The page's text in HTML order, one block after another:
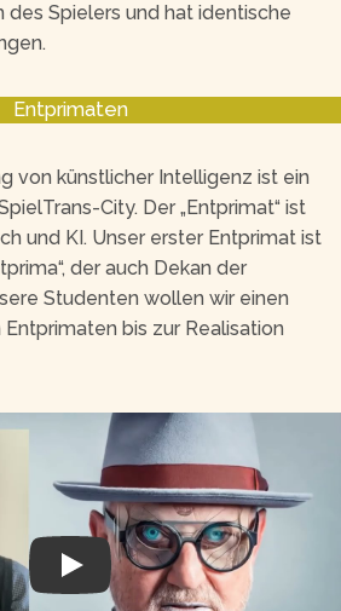
des Spielers und hat identische
Entprimaten
von künstlicher Intelligenz ist ein
City. Der „Entprimat“ ist
und KI. Unser erster Entprimat ist
der auch Dekan der
Studenten wollen wir einen
bis zur Realisation
Play